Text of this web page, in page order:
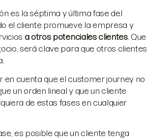
es la séptima y última fase del
el cliente promueve la empresa y
a otros potenciales clientes. Que
será clave para que otros clientes
en cuenta que el customer journey no
un orden lineal y que un cliente
de estas fases en cualquier
es posible que un cliente tenga